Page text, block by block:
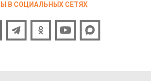
В СОЦИАЛЬНЫХ СЕТЯХ